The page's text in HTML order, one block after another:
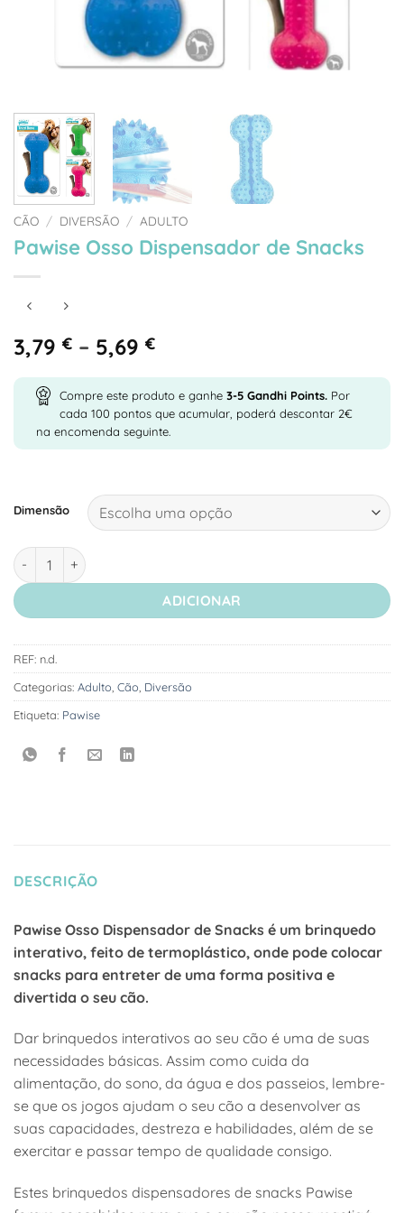
CÃO / DIVERSÃO / ADULTO
Pawise Osso Dispensador de Snacks
3,79 € – 5,69 €Price
3,79 €
through
5,69 €
Compre este produto e ganhe 3-5 Gandhi Points. Por
cada 100 pontos que acumular, poderá descontar 2€
na encomenda seguinte.
Dimensão
Quantidade de Pawise Osso Dispensador de Snacks
ADICIONAR
REF: n.d.
Categorias: Adulto Cão Diversão
Etiqueta: Pawise
DESCRIÇÃO
Pawise Osso Dispensador de Snacks é um brinquedo
interativo, feito de termoplástico, onde pode colocar
snacks para entreter de uma forma positiva e
divertida o seu cão.
Dar brinquedos interativos ao seu cão é uma de suas
necessidades básicas. Assim como cuida da
alimentação, do sono, da água e dos passeios, lembre-
se que os jogos ajudam o seu cão a desenvolver as
suas capacidades, destreza e habilidades, além de se
exercitar e passar tempo de qualidade consigo.
Estes brinquedos dispensadores de snacks Pawise